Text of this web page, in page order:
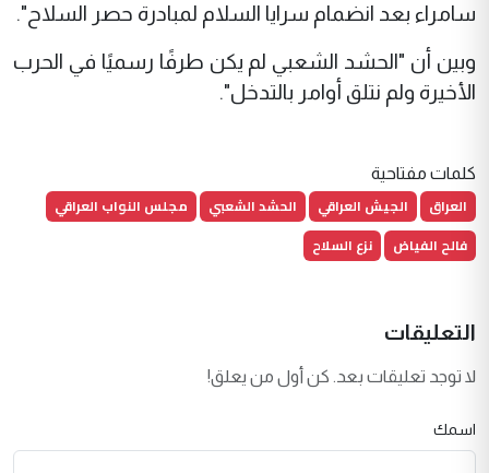
سامراء بعد انضمام سرايا السلام لمبادرة حصر السلاح".
وبين أن "الحشد الشعبي لم يكن طرفًا رسميًا في الحرب
الأخيرة ولم نتلق أوامر بالتدخل".
كلمات مفتاحية
العراق الجيش العراقي الحشد الشعبي
مجلس النواب العراقي
فالح الفياض
نزع السلاح
التعليقات
لا توجد تعليقات بعد. كن أول من يعلق!
اسمك